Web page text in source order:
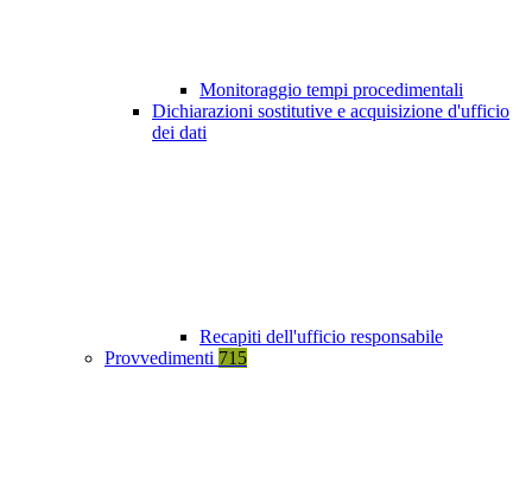
Monitoraggio tempi procedimentali
Dichiarazioni sostitutive e acquisizione d'ufficio
dei dati
Recapiti dell'ufficio responsabile
Provvedimenti 715